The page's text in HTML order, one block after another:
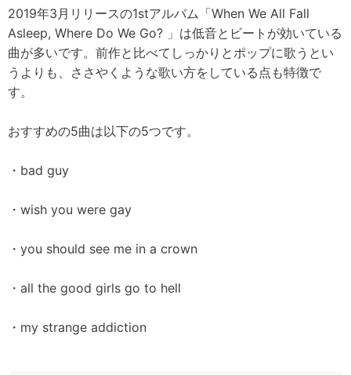
2019年3月リリースの1stアルバム「When We All Fall
Asleep, Where Do We Go? 」は低音とビートが効いている
曲が多いです。前作と比べてしっかりとポップに歌うとい
うよりも、ささやくような歌い方をしている点も特徴で
す。
おすすめの5曲は以下の5つです。
・bad guy
・wish you were gay
・you should see me in a crown
・all the good girls go to hell
・my strange addiction